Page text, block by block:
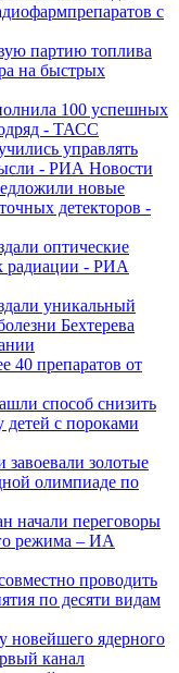
с
партию топлива
на быстрых
100 успешных
- ТАСС
управлять
- РИА Новости
новые
детекторов -
оптические
радиации - РИА
уникальный
Бехтерева
40 препаратов от
способ снизить
детей с пороками
золотые
олимпиаде по
начали переговоры
режима – ИА
проводить
по десяти видам
новейшего ядерного
канал